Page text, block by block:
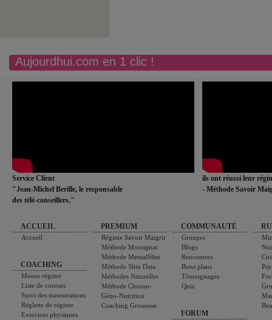
Aujourdhui.com en 1 clic !
Service Client
"Jean-Michel Berille, le responsable
des télé-conseillers."
ils ont réussi leur
- Méthode Savoir
ACCUEIL
Accueil
COACHING
Menus régime
Liste de courses
Suivi des mensurations
Réglette de régime
Exercices physiques
PREMIUM
Régime Savoir Maigrir
Méthode Montignac
Méthode MentalSlim
Méthode Slim Data
Méthodes Naturelles
Méthode Chrono-
Géno-Nutrition
Coaching Grossesse
COMMUNAUTÉ
Groupes
Blogs
Rencontres
Bons plans
Témoignages
Quiz
FORUM